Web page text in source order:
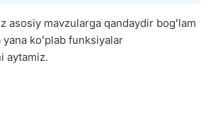
asosiy mavzularga qandaydir bogʻlam
koʻplab funksiyalar
aytamiz.